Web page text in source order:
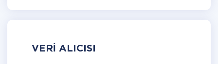
VERI ALICISI